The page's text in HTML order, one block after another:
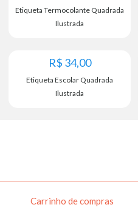
Etiqueta Termocolante Quadrada
Ilustrada
R$ 34,00
Etiqueta Escolar Quadrada
Ilustrada
Carrinho de compras